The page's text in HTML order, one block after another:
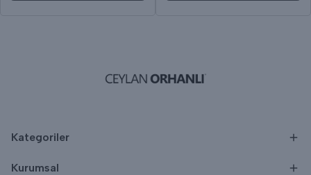
Kategoriler
Kurumsal